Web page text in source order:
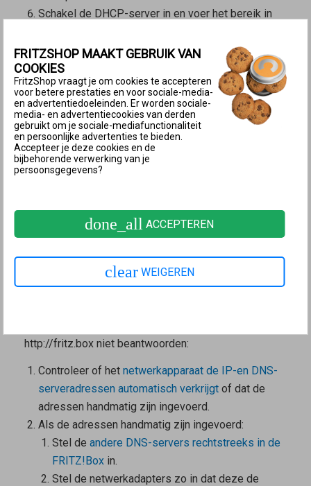
Schakel de DHCP-server in en voer het bereik in
Opmerking:In de fabrieksinstellingen
gebruikt de FRITZ!Box het IP-adres
192.168.178.1 (subnetmasker
255.255.255.0) en wijst IP-adressen
toe van xxx.20 tot xxx.200.
Klik op ‘Toepassen’ om de instellingen op te slaan.
beantwoord
Wanneer de IP- en serveradressen niet automatisch
worden opgehaald, maar handmatig zijn toegewezen,
worden de DNS-aanvragen wel via de
internetverbinding verstuurd, maar niet naar de DNS-
http://fritz.box niet beantwoorden:
Controleer of het netwerkapparaat de IP-en DNS-
serveradressen automatisch verkrijgtof dat de
adressen handmatig zijn ingevoerd.
Als de adressen handmatig zijn ingevoerd:
Stel de andere DNS-servers rechtstreeks in de
FRITZ!Boxin.
Stel de netwerkadapters zo in dat deze de
FRITZSHOP MAAKT GEBRUIK VAN
COOKIES
FritzShop vraagt je om cookies te accepteren
voor betere prestaties en voor sociale-media-
en advertentiedoeleinden. Er worden sociale-
media- en advertentiecookies van derden
gebruikt om je sociale-mediafunctionaliteit
en persoonlijke advertenties te bieden.
Accepteer je deze cookies en de
bijbehorende verwerking van je
persoonsgegevens?
done_all ACCEPTEREN
clear WEIGEREN